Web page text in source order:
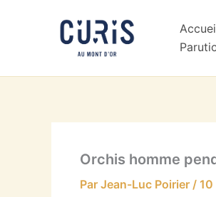
Orchis homme
Par Jean-Luc Poirier / 10